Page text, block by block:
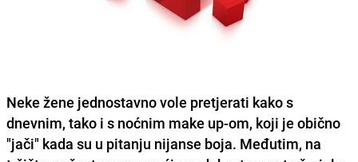
Neke žene jednostavno vole pretjerati kako s
dnevnim, tako i s noćnim make up-om, koji je obično
"jači" kada su u pitanju nijanse boja. Međutim, na